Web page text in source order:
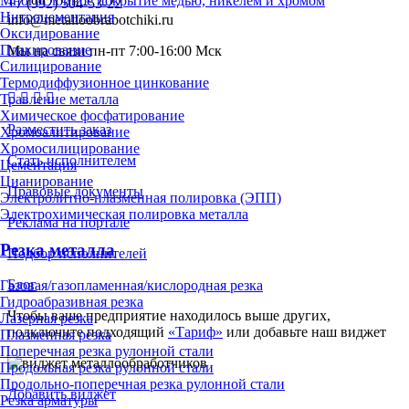
Нитроцементация
Оксидирование
Плакирование
Силицирование
Термодиффузионное цинкование
Травление металла
Химическое фосфатирование
Хромоалитирование
Хромосилицирование
Цементация
Цианирование
Электролитно-плазменная полировка (ЭПП)
Электрохимическая полировка металла
Резка металла
Газовая/газопламенная/кислородная резка
Гидроабразивная резка
Лазерная резка
Плазменная резка
Поперечная резка рулонной стали
Продольная резка рулонной стали
Продольно-поперечная резка рулонной стали
Резка арматуры
+7 (992) 504-53-22
info@metalloobrabotchiki.ru
Мы на связи пн-пт 7:00-16:00 Мск
Разместить заказ
Стать исполнителем
Правовые документы
Реклама на портале
Подбор исполнителей
Блог
Чтобы ваше предприятие находилось выше других,
подключите подходящий «Тариф» или добавьте наш виджет
Добавить виджет